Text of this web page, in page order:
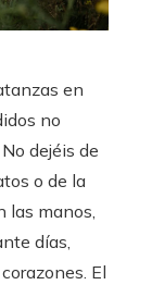
en
no
dejéis de
o de la
las manos,
días,
El